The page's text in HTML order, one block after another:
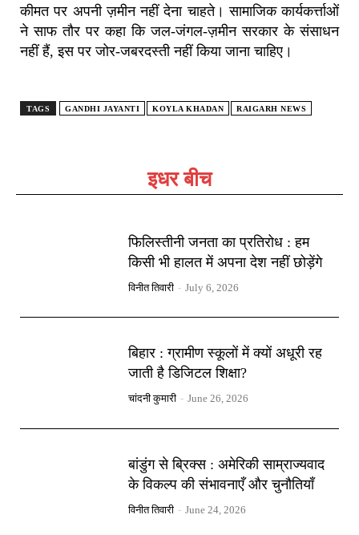
इधर बीच
फिलिस्तीनी जनता का प्रतिरोध : हम
किसी भी हालत में अपना देश नहीं छोड़ेंगे
विनीत तिवारी - July 6, 2026
बिहार : ग्रामीण स्कूलों में क्यों अधूरी रह
जाती है डिजिटल शिक्षा?
चांदनी कुमारी - June 26, 2026
बांडुंग से ब्रिक्स : अमेरिकी साम्राज्यवाद
के विकल्प की संभावनाएँ और चुनौतियाँ
विनीत तिवारी - June 24, 2026
कीमत पर अपनी ज़मीन नहीं देना चाहते। सामाजिक कार्यकर्त्ताओं
ने साफ तौर पर कहा कि जल-जंगल-ज़मीन सरकार के संसाधन
नहीं हैं, इस पर जोर-जबरदस्ती नहीं किया जाना चाहिए।
TAGS GANDHI JAYANTI KOYLA KHADAN RAIGARH NEWS